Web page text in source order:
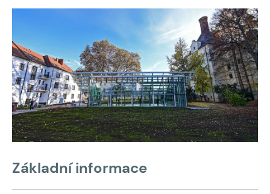
Základní informace